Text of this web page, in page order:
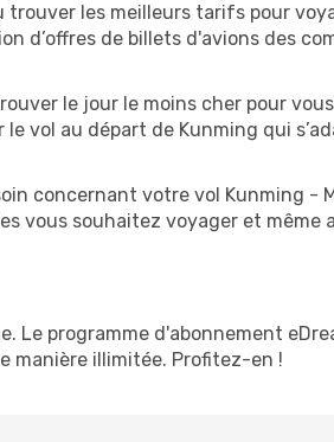
les meilleurs tarifs pour
d’offres de billets d'avions des
le jour le moins cher pour
vol au départ de Kunming qui
concernant votre vol Kunming -
vous souhaitez voyager et même
Le programme d'abonnement
manière illimitée. Profitez-en !